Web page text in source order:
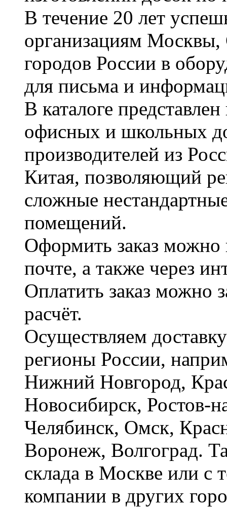
В течение 20 лет
организациям Москвы,
городов России в
для письма и
В каталоге
офисных и школьных
производителей из
Китая, позволяющий
сложные
помещений.
Оформить заказ можно
почте, а также через
Оплатить заказ можно
расчёт.
Осуществляем
регионы России,
Нижний Новгород,
Новосибирск, Ростов-
Челябинск, Омск,
Воронеж, Волгоград.
склада в Москве или с
компании в других